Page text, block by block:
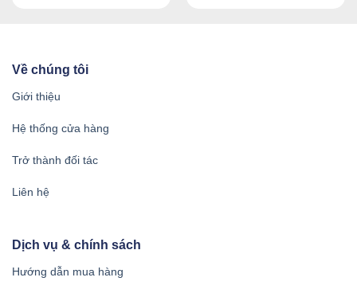
Về chúng tôi
Giới thiệu
Hệ thống cửa hàng
Trở thành đối tác
Liên hệ
Dịch vụ & chính sách
Hướng dẫn mua hàng